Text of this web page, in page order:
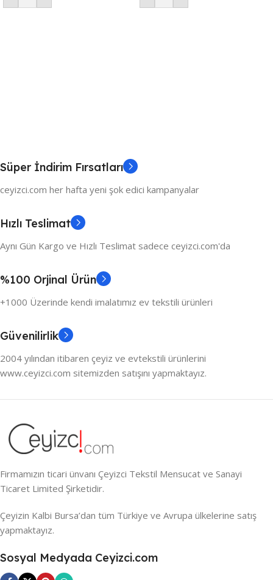
Süper İndirim Fırsatları
ceyizci.com her hafta yeni şok edici kampanyalar
Hızlı Teslimat
Aynı Gün Kargo ve Hızlı Teslimat sadece ceyizci.com'da
%100 Orjinal Ürün
+1000 Üzerinde kendi imalatımız ev tekstili ürünleri
Güvenilirlik
2004 yılından itibaren çeyiz ve evtekstili ürünlerini
www.ceyizci.com sitemizden satışını yapmaktayız.
Firmamızın ticari ünvanı Çeyizci Tekstil Mensucat ve Sanayi
Ticaret Limited Şirketidir.
Çeyizin Kalbi Bursa’dan tüm Türkiye ve Avrupa ülkelerine satış
yapmaktayız.
Sosyal Medyada Ceyizci.com